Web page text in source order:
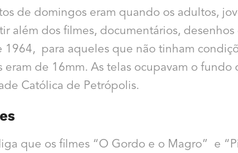
de domingos eram quando os adultos,
além dos filmes, documentários,
1964, para aqueles que não tinham
eram de 16mm. As telas ocupavam o
Católica de Petrópolis.
que os filmes “O Gordo e o Magro” e